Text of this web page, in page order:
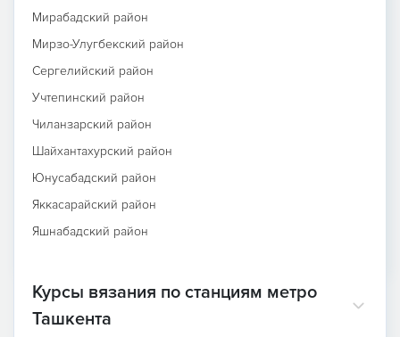
Мирабадский район
Мирзо-Улугбекский район
Сергелийский район
Учтепинский район
Чиланзарский район
Шайхантахурский район
Юнусабадский район
Яккасарайский район
Яшнабадский район
Курсы вязания по станциям метро
Ташкента